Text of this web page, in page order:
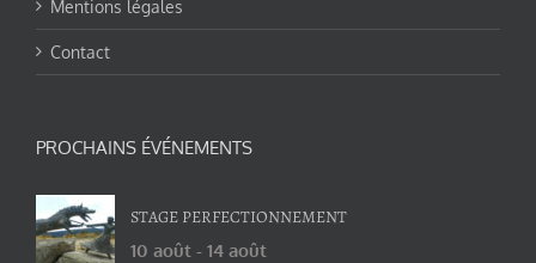
Mentions légales
Contact
PROCHAINS ÉVÉNEMENTS
STAGE PERFECTIONNEMENT
10 août - 14 août